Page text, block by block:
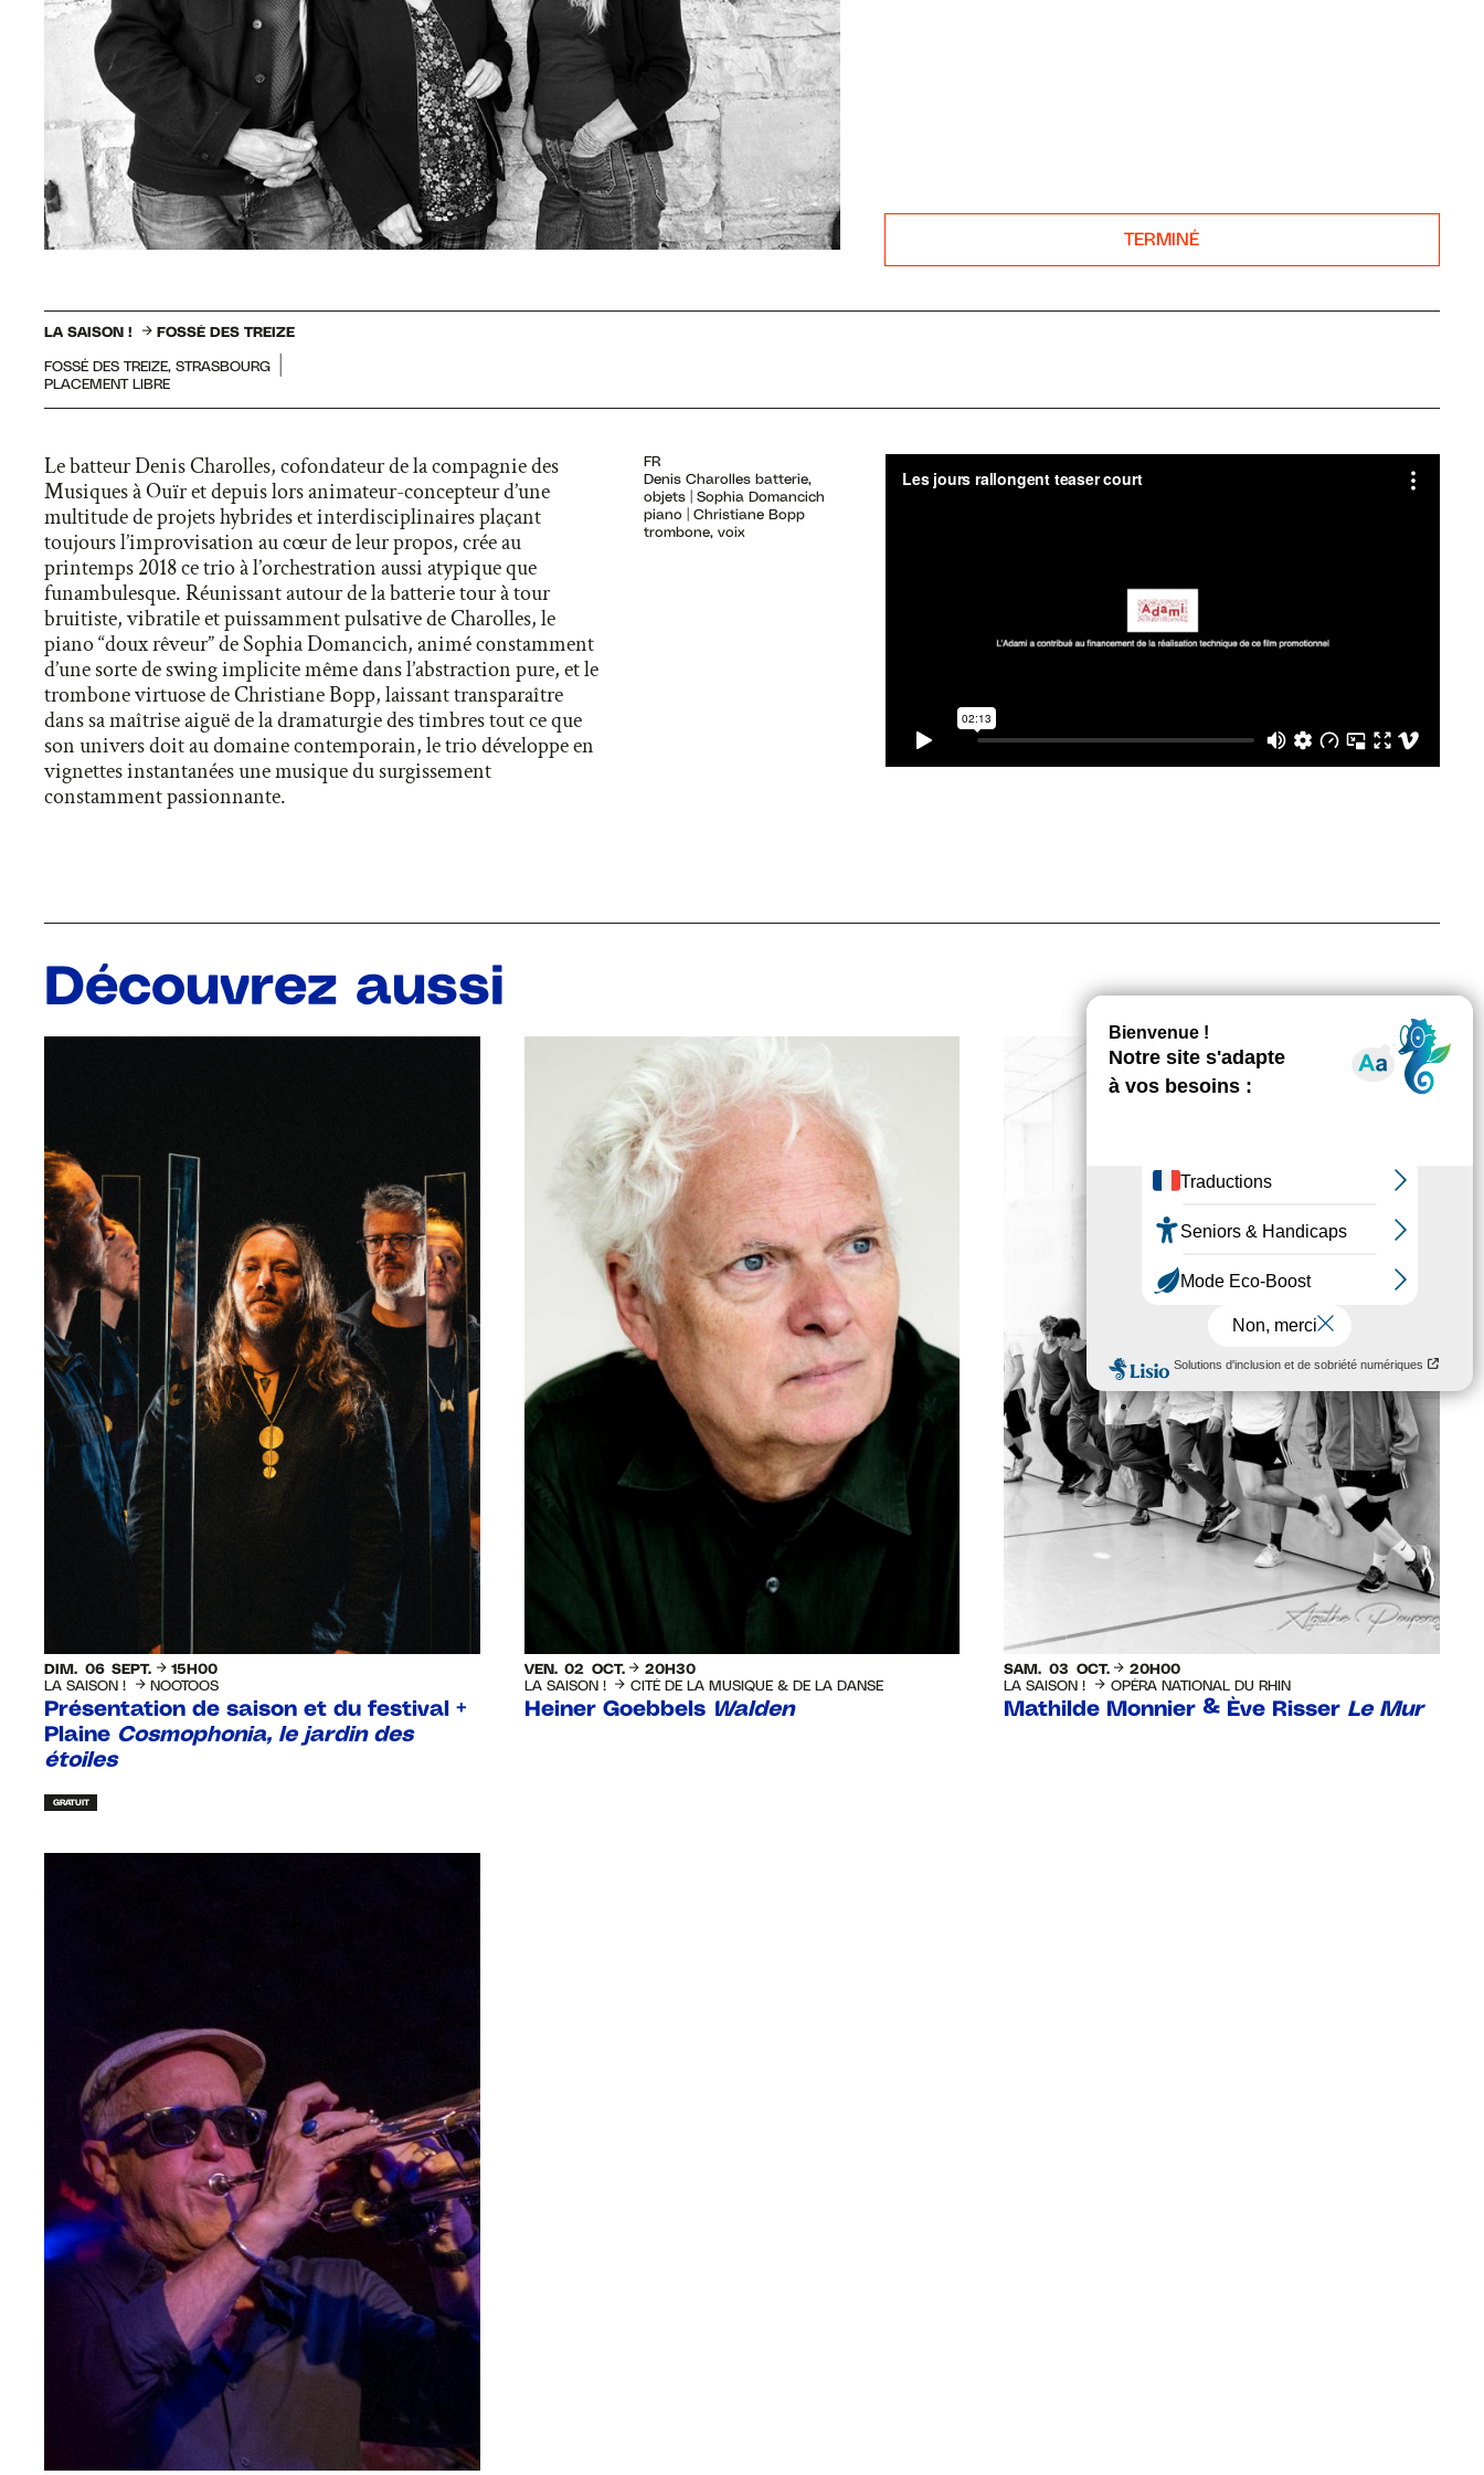
TERMINÉ
LA SAISON ! FOSSÉ DES TREIZE
FOSSÉ DES TREIZE, STRASBOURG
PLACEMENT LIBRE
Le batteur Denis Charolles, cofondateur de la compagnie des
Musiques à Ouïr et depuis lors animateur-concepteur d’une
multitude de projets hybrides et interdisciplinaires plaçant
toujours l’improvisation au cœur de leur propos, crée au
printemps 2018 ce trio à l’orchestration aussi atypique que
funambulesque. Réunissant autour de la batterie tour à tour
bruitiste, vibratile et puissamment pulsative de Charolles, le
piano “doux rêveur” de Sophia Domancich, animé constamment
d’une sorte de swing implicite même dans l’abstraction pure, et le
trombone virtuose de Christiane Bopp, laissant transparaître
dans sa maîtrise aiguë de la dramaturgie des timbres tout ce que
son univers doit au domaine contemporain, le trio développe en
vignettes instantanées une musique du surgissement
constamment passionnante.
FR
Denis Charolles batterie,
objets | Sophia Domancich
piano | Christiane Bopp
trombone, voix
Découvrez aussi
DIM. 06 SEPT.
15H00
LA SAISON !
NOOTOOS
Présentation de saison et du festival +
Plaine Cosmophonia, le jardin des
étoiles
GRATUIT
VEN. 02 OCT.
20H30
LA SAISON !
CITÉ DE LA MUSIQUE & DE LA DANSE
Heiner Goebbels Walden
SAM. 03 OCT.
20H00
LA SAISON !
OPÉRA NATIONAL DU RHIN
Mathilde Monnier & Ève Risser Le Mur